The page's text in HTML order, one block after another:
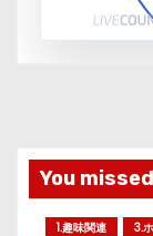
You missed
1.趣味関連 3.